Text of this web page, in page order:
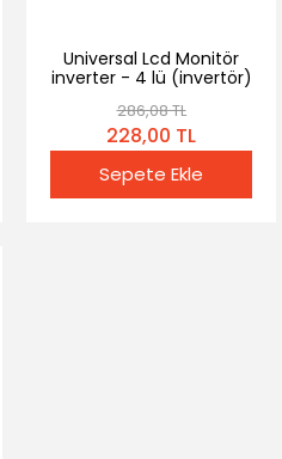
Universal Lcd Monitör
inverter - 4 lü (invertör)
286,08 TL
228,00 TL
Sepete Ekle